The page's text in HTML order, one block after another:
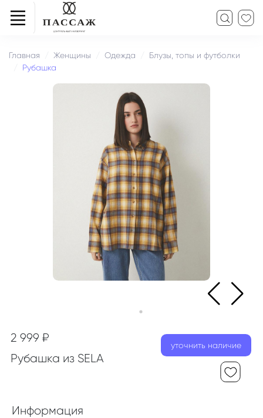
Главная Женщины Одежда
Блузы, топы и футболки
Рубашка
2 999 ₽
Рубашка из SELA
уточнить наличие
Информация